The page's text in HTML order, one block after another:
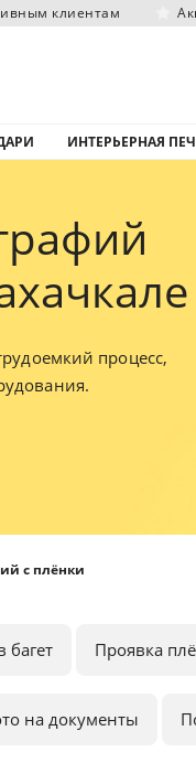
клиентам
ИНТЕРЬЕРНАЯ
процесс,
с плёнки
Проявка
на документы